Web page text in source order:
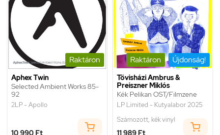
Raktáron
Aphex Twin
Selected Ambient Works 85-
92
2LP - Apollo
10 990 Ft
Raktáron Újdonság!
Tövisházi Ambrus &
Preiszner Miklós
Kék Pelikan OST/Filmzene
LP Limited - Kutyalabor 2025
Számozott, kék vinyl
11 989 Ft